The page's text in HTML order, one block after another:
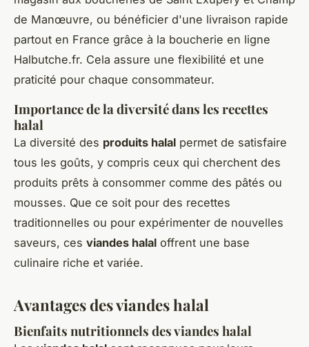
de Manœuvre, ou bénéficier d'une livraison rapide
partout en France grâce à la boucherie en ligne
Halbutche.fr. Cela assure une flexibilité et une
praticité pour chaque consommateur.
Importance de la diversité dans les recettes
halal
La diversité des produits halal permet de satisfaire
tous les goûts, y compris ceux qui cherchent des
produits prêts à consommer comme des pâtés ou
mousses. Que ce soit pour des recettes
traditionnelles ou pour expérimenter de nouvelles
saveurs, ces viandes halal offrent une base
culinaire riche et variée.
Avantages des viandes halal
Bienfaits nutritionnels des viandes halal